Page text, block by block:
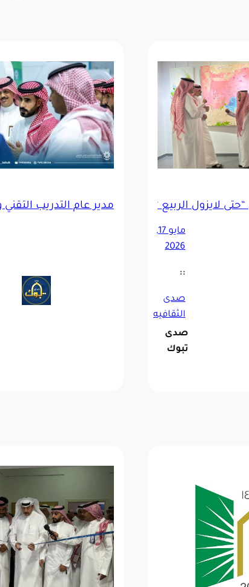
لايزول الربيع “في الطائف
مايو 17,
2026
::
صدى
الثقافيه
صدى
تبوك
مدير عام التدريب